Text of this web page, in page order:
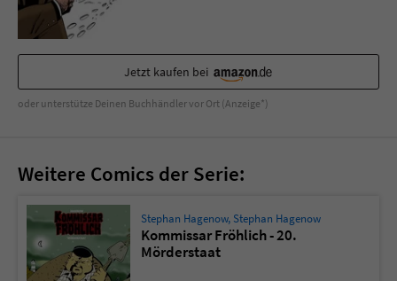
Jetzt kaufen bei
oder unterstütze Deinen Buchhändler vor Ort (Anzeige*)
Weitere Comics der Serie:
Stephan Hagenow, Stephan Hagenow
Kommissar Fröhlich - 20.
Mörderstaat
Zweck
überprüfen.